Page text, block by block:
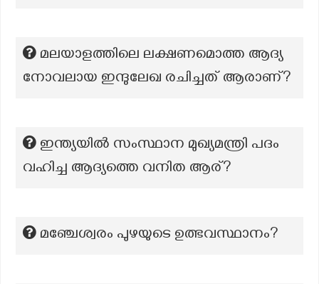
മലയാളത്തിലെ ലക്ഷണമൊത്ത ആദ്യ
നോവലായ ഇന്ദുലേഖ രചിച്ചത് ആരാണ്?
ഇന്ത്യയിൽ സംസ്ഥാന മുഖ്യമന്ത്രി പദം
വഹിച്ച ആദ്യത്തെ വനിത ആര്?
മഞ്ചേശ്വരം പുഴയുടെ ഉത്ഭവസ്ഥാനം?